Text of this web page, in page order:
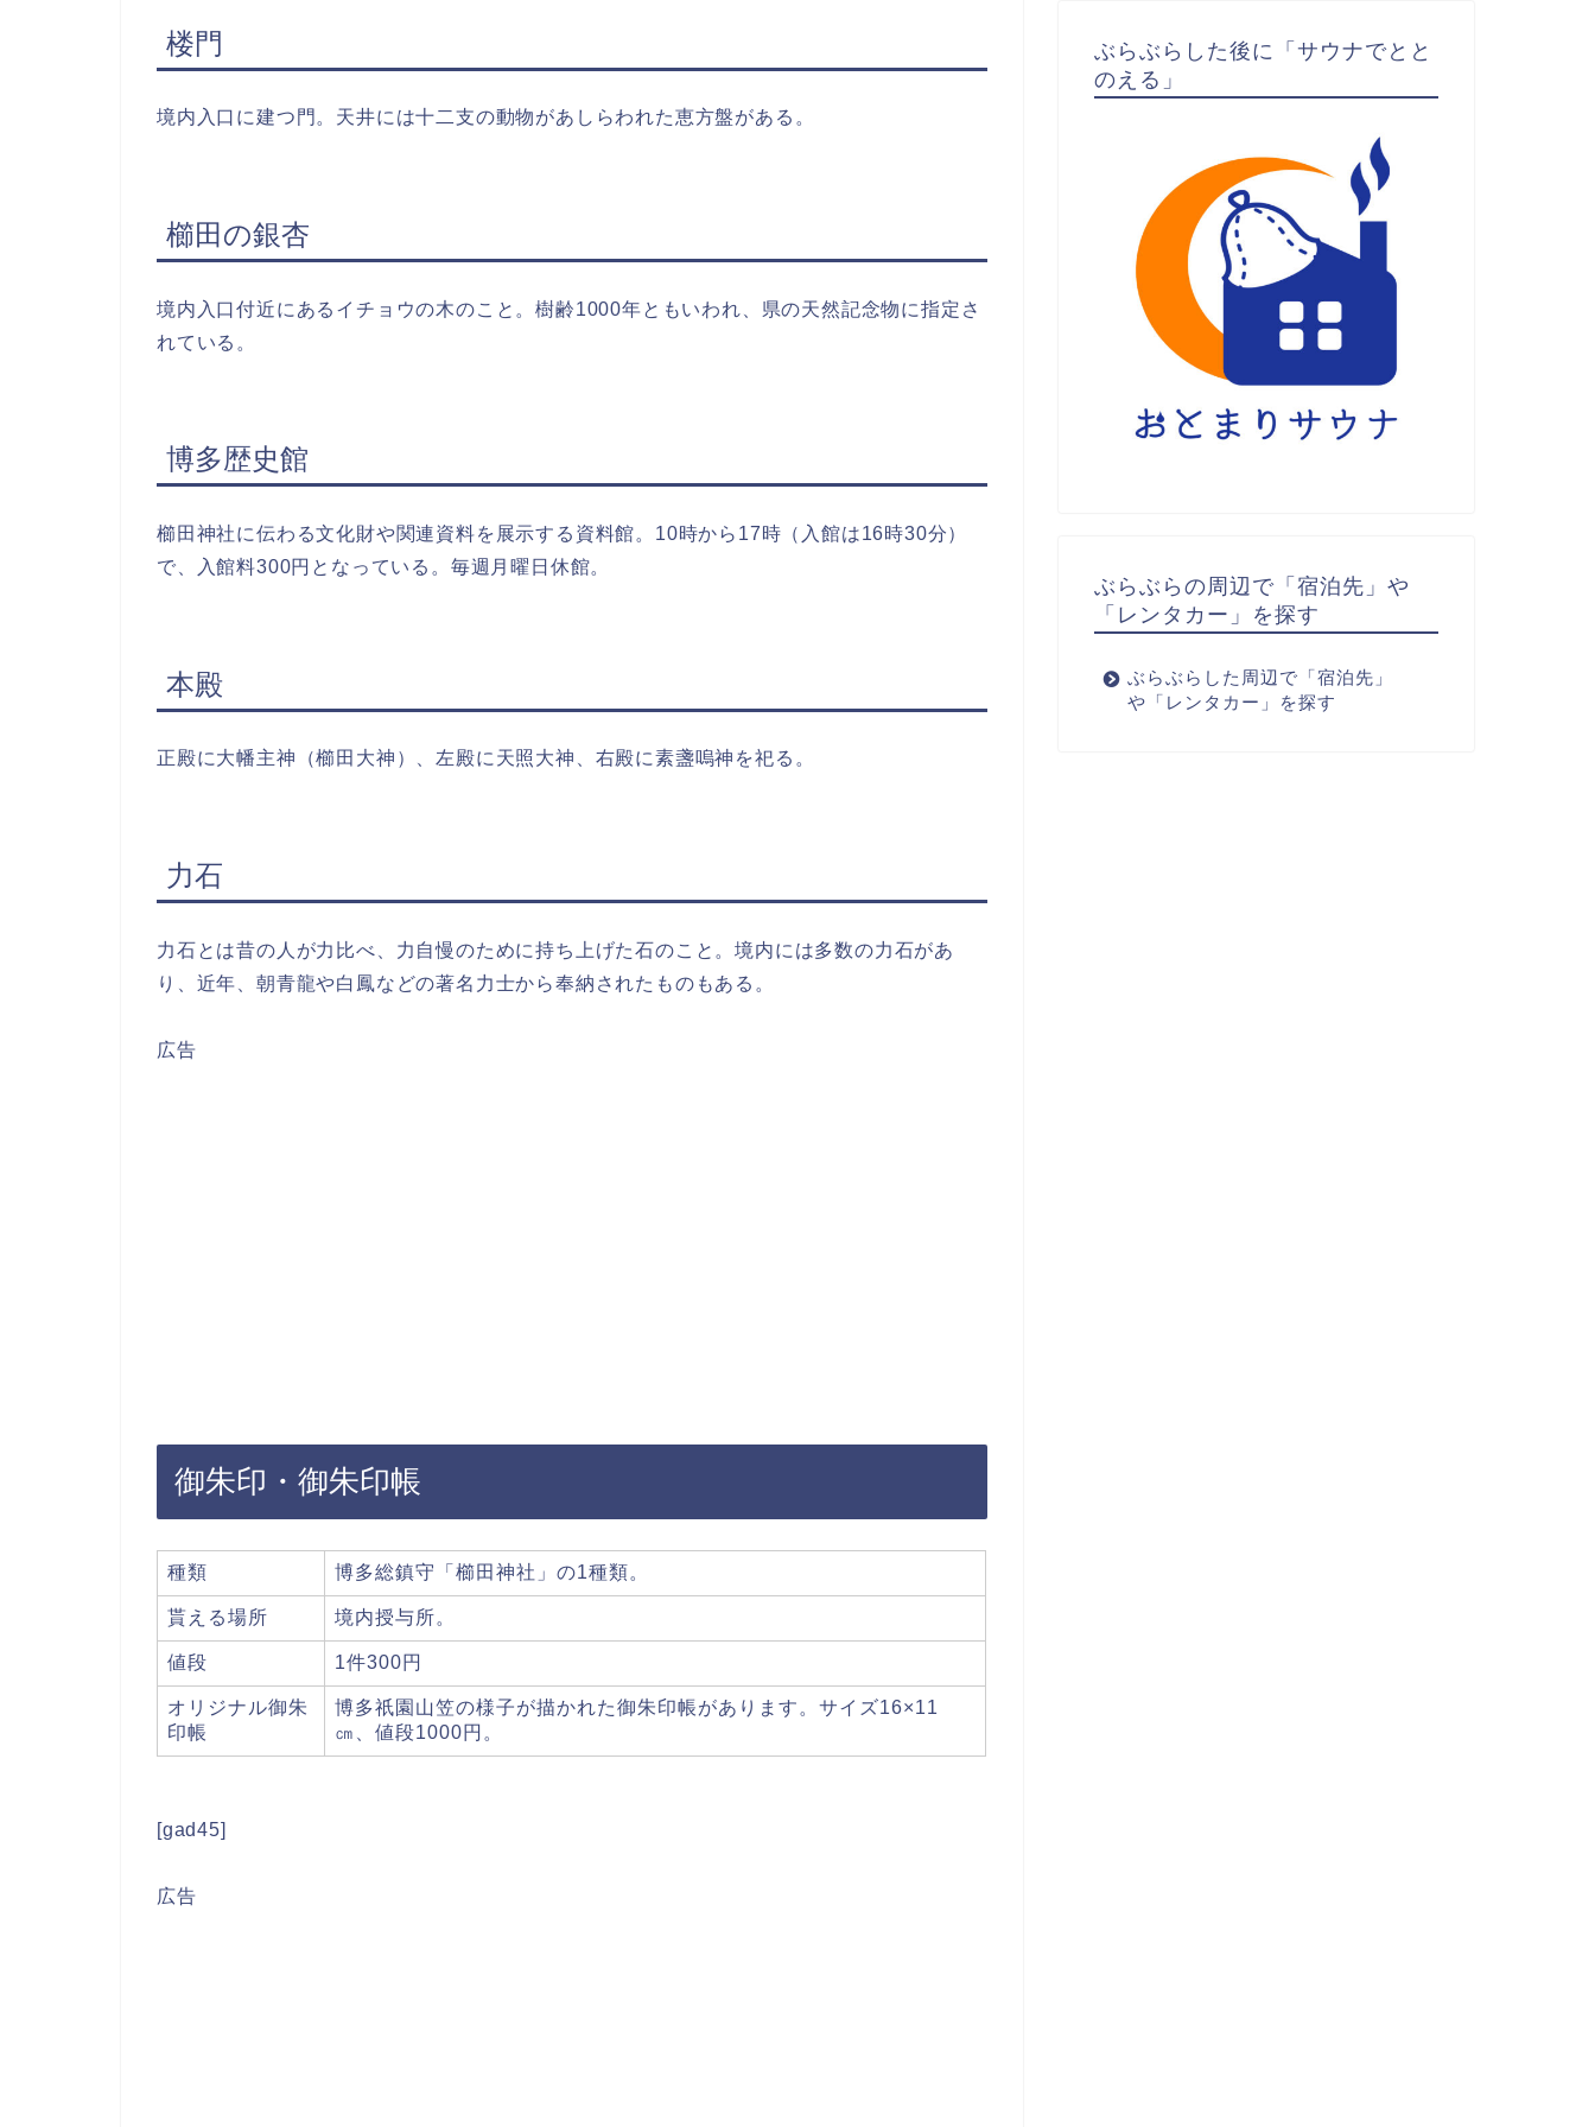
楼門
境内入口に建つ門。天井には十二支の動物があしらわれた恵方盤がある。
櫛田の銀杏
境内入口付近にあるイチョウの木のこと。樹齢1000年ともいわれ、県の天然記念物に指定さ
れている。
博多歴史館
櫛田神社に伝わる文化財や関連資料を展示する資料館。10時から17時（入館は16時30分）
で、入館料300円となっている。毎週月曜日休館。
本殿
正殿に大幡主神（櫛田大神）、左殿に天照大神、右殿に素盞嗚神を祀る。
力石
力石とは昔の人が力比べ、力自慢のために持ち上げた石のこと。境内には多数の力石があ
り、近年、朝青龍や白鳳などの著名力士から奉納されたものもある。
広告
御朱印・御朱印帳
種類 博多総鎮守「櫛田神社」の1種類。
貰える場所 境内授与所。
値段 1件300円
オリジナル御朱
印帳
博多祇園山笠の様子が描かれた御朱印帳があります。サイズ16×11
㎝、値段1000円。
[gad45]
広告
ぶらぶらした後に「サウナでとと
のえる」
ぶらぶらの周辺で「宿泊先」や
「レンタカー」を探す
ぶらぶらした周辺で「宿泊先」
や「レンタカー」を探す